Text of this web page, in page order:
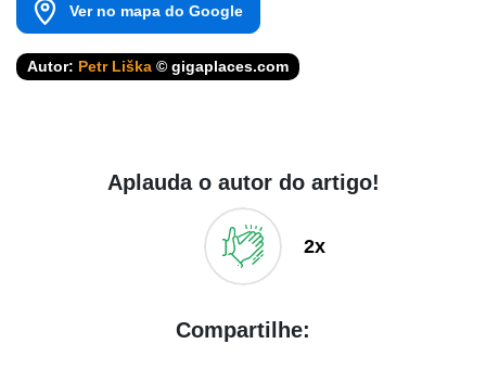
Ver no mapa do Google
Autor: Petr Liška © gigaplaces.com
Aplauda o autor do artigo!
2x
Compartilhe: